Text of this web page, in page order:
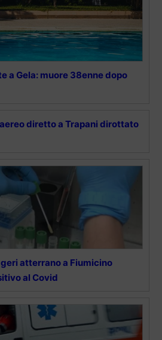
a Gela: muore 38enne dopo
diretto a Trapani dirottato
atterrano a Fiumicino
al Covid